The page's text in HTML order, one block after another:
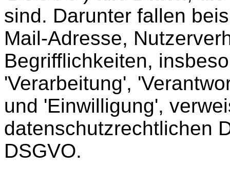
sind. Darunter fallen
Mail-Adresse,
Begrifflichkeiten,
'Verarbeitung',
und 'Einwilligung',
datenschutzrechtlichen
DSGVO.